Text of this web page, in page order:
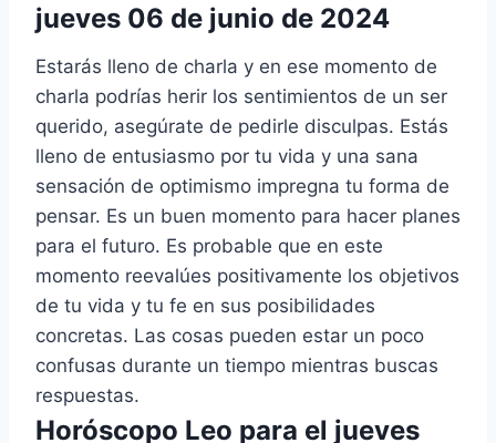
jueves 06 de junio de 2024
Estarás lleno de charla y en ese momento de
charla podrías herir los sentimientos de un ser
querido, asegúrate de pedirle disculpas. Estás
lleno de entusiasmo por tu vida y una sana
sensación de optimismo impregna tu forma de
pensar. Es un buen momento para hacer planes
para el futuro. Es probable que en este
momento reevalúes positivamente los objetivos
de tu vida y tu fe en sus posibilidades
concretas. Las cosas pueden estar un poco
confusas durante un tiempo mientras buscas
respuestas.
Horóscopo Leo para el jueves